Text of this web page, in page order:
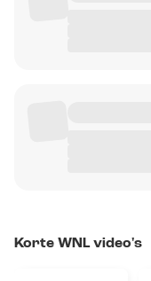
Korte WNL video's